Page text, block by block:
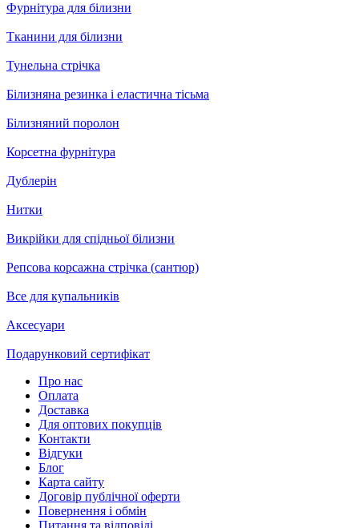
Фурнітура для білизни
Тканини для білизни
Тунельна стрічка
Білизняна резинка і еластична тісьма
Білизняний поролон
Корсетна фурнітура
Дублерін
Нитки
Викрійки для спідньої білизни
Репсова корсажна стрічка (сантюр)
Все для купальників
Аксесуари
Подарунковий сертифікат
Про нас
Оплата
Доставка
Для оптових покупців
Контакти
Відгуки
Блог
Карта сайту
Договір публічної оферти
Повернення і обмін